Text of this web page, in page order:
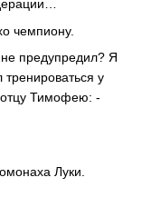
чемпиону.
предупредил? Я
у
Тимофею: -
Луки.